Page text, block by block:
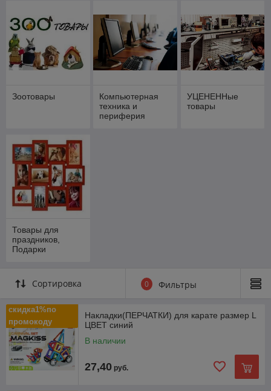
Зоотовары
Компьютерная
техника и
периферия
УЦЕНЕННые
товары
Товары для
праздников,
Подарки
Сортировка 0 Фильтры
скидка1%по
промокоду
Накладки(ПЕРЧАТКИ) для карате размер L
ЦВЕТ синий
В наличии
27,40 руб.